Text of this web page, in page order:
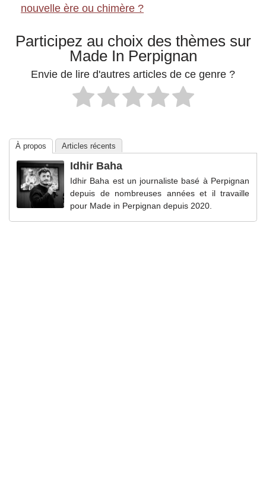
nouvelle ère ou chimère ?
Participez au choix des thèmes sur
Made In Perpignan
Envie de lire d'autres articles de ce genre ?
À propos Articles récents
Idhir Baha
Idhir Baha est un journaliste basé à Perpignan
depuis de nombreuses années et il travaille
pour Made in Perpignan depuis 2020.